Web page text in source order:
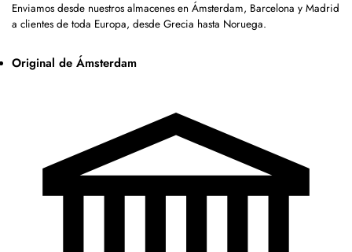
Enviamos desde nuestros almacenes en Ámsterdam, Barcelona y Madrid
a clientes de toda Europa, desde Grecia hasta Noruega.
Original de Ámsterdam